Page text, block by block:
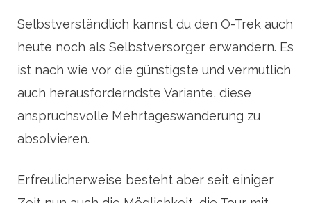
Selbstverständlich kannst du den O-Trek auch
heute noch als Selbstversorger erwandern. Es
ist nach wie vor die günstigste und vermutlich
auch herausforderndste Variante, diese
anspruchsvolle Mehrtageswanderung zu
absolvieren.
Erfreulicherweise besteht aber seit einiger